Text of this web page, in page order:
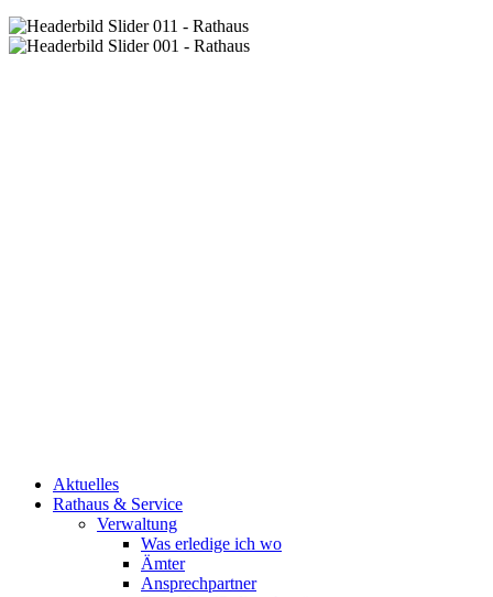
Aktuelles
Rathaus & Service
Verwaltung
Was erledige ich wo
Ämter
Ansprechpartner